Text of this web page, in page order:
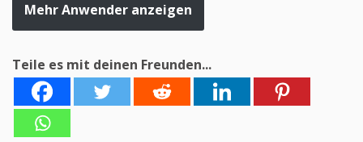
Mehr Anwender anzeigen
Teile es mit deinen Freunden...